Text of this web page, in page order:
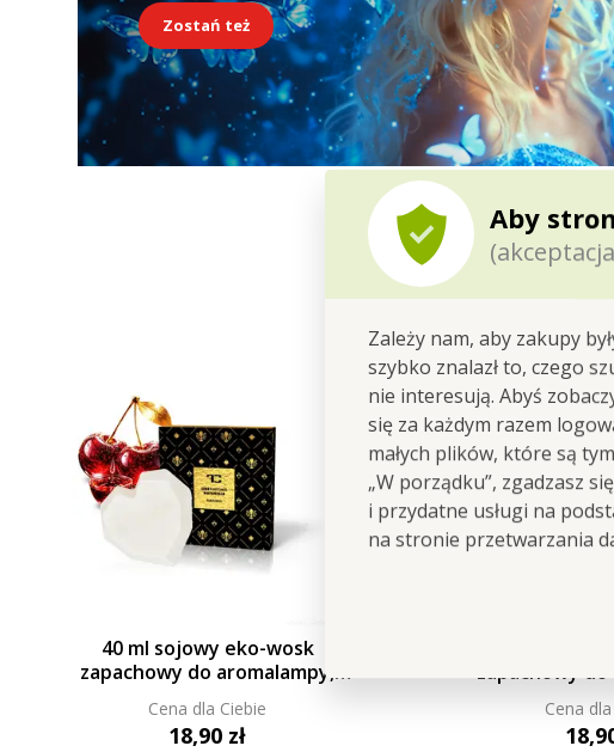
Aby
Zależy nam, aby zakupy
szybko znalazł to, czego
nie interesują. Abyś
się za każdym razem
małych plików, które są
„W porządku”, zgadzasz
i przydatne usługi na
na stronie przetwarzania
Zostań też
40 ml sojowy eko-wosk
zapachowy do aromalampy,
MIDNIGHT CHERRY, PARFUMIA®
Cena dla Ciebie
18,90 zł
40 ml
zapachowy
OBSIDIANCena